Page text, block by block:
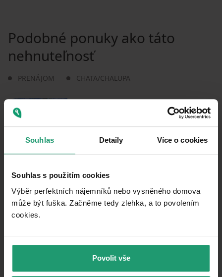
Souhlas Detaily Více o cookies
Souhlas s použitím cookies
Výběr perfektních nájemníků nebo vysněného domova
může být fuška. Začněme tedy zlehka, a to povolením
cookies.​
Povolit vše
Podobné ponuky ako táto
nehnuteľnosť
PRENÁJOM CHATA/CHALUPA
PRENÁJOM REKREAČNÉHO OBJEKTU
2 ložnice
0
PRENÁJOM REKREAČNÉHO OBJEKTU
4 ložnice
0